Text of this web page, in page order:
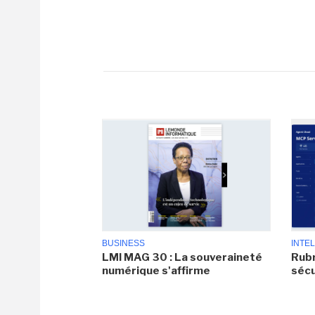
BUSINESS
LMI MAG 30 : La souveraineté
numérique s'affirme